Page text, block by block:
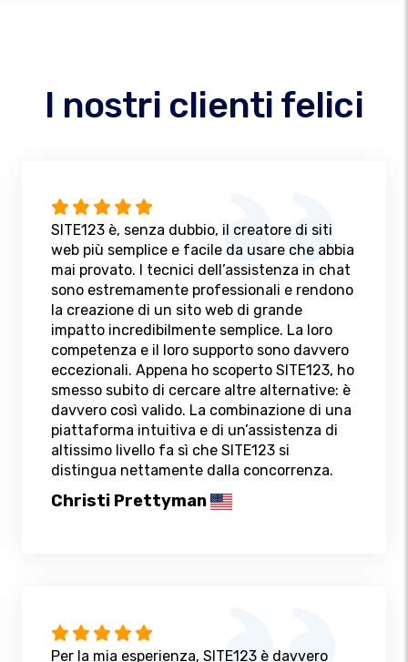
I nostri clienti felici
SITE123 è, senza dubbio, il creatore di siti
web più semplice e facile da usare che abbia
mai provato. I tecnici dell’assistenza in chat
sono estremamente professionali e rendono
la creazione di un sito web di grande
impatto incredibilmente semplice. La loro
competenza e il loro supporto sono davvero
eccezionali. Appena ho scoperto SITE123, ho
smesso subito di cercare altre alternative: è
davvero così valido. La combinazione di una
piattaforma intuitiva e di un’assistenza di
altissimo livello fa sì che SITE123 si
distingua nettamente dalla concorrenza.
Christi Prettyman
Per la mia esperienza, SITE123 è davvero